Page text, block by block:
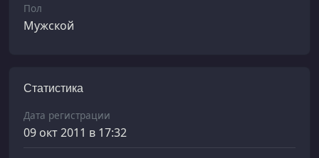
Пол
Мужской
Статистика
Дата регистрации
09 окт 2011 в 17:32